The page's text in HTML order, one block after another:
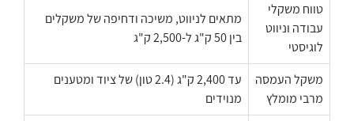
טווח משקלי
עבודה וניווט
לוגיסטי
מתאים לניווט, משיכה ודחיפה של משקלים
בין 50 ק"ג ל-2,500 ק"ג
משקל העמסה
מרבי מומלץ
עד 2,400 ק"ג (2.4 טון) של ציוד ומטענים
מנוידים